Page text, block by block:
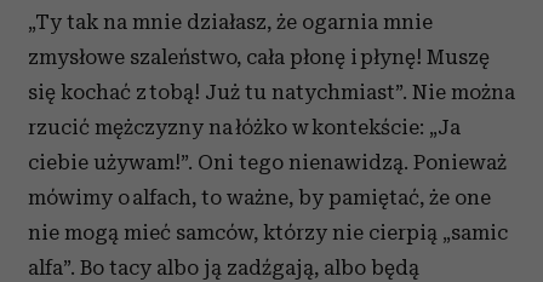
„Ty tak na mnie działasz, że ogarnia mnie
zmysłowe szaleństwo, cała płonę i płynę! Muszę
się kochać z tobą! Już tu natychmiast”. Nie można
rzucić mężczyzny na łóżko w kontekście: „Ja
ciebie używam!”. Oni tego nienawidzą. Ponieważ
mówimy o alfach, to ważne, by pamiętać, że one
nie mogą mieć samców, którzy nie cierpią „samic
alfa”. Bo tacy albo ją zadźgają, albo będą